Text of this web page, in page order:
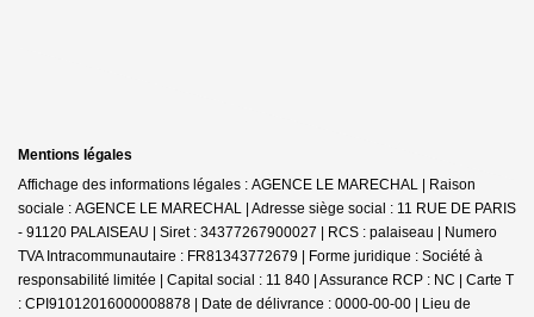
Mentions légales
Affichage des informations légales : AGENCE LE MARECHAL | Raison
sociale : AGENCE LE MARECHAL | Adresse siège social : 11 RUE DE PARIS
- 91120 PALAISEAU | Siret : 34377267900027 | RCS : palaiseau | Numero
TVA Intracommunautaire : FR81343772679 | Forme juridique : Société à
responsabilité limitée | Capital social : 11 840 | Assurance RCP : NC | Carte T
: CPI91012016000008878 | Date de délivrance : 0000-00-00 | Lieu de